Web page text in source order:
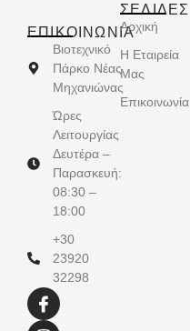
ΕΠΙΚΟΙΝΩΝΊΑ
Βιοτεχνικό
Πάρκο Νέας
Μηχανιώνας
Ώρες
Λειτουργίας
Δευτέρα –
Παρασκευή:
08:30 –
18:00
+30
23920
32298
ΣΕΛΙΔΕΣ
Αρχική
Η Εταιρεία
Μας
Επικοινωνία